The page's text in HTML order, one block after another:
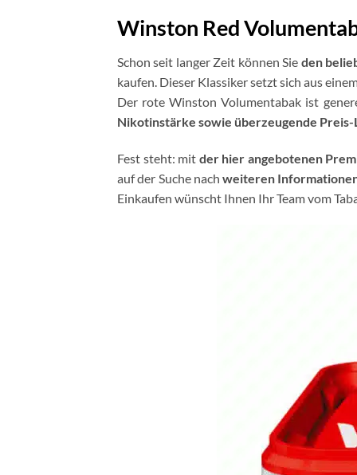
Winston Red
Schon seit langer Zeit können Sie den
kaufen. Dieser Klassiker setzt sich aus
Der rote Winston Volumentabak ist
Nikotinstärke sowie überzeugende
Fest steht: mit der hier angebotenen
auf der Suche nachweiteren
Einkaufen wünscht Ihnen Ihr Team vom